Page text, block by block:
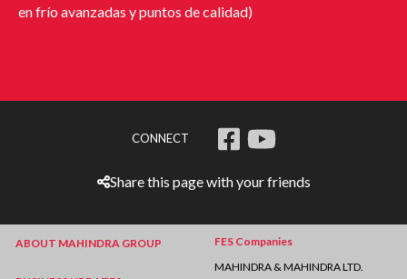
en frío avanzadas y puntos de calidad)
CONNECT
Share this page with your friends
ABOUT MAHINDRA GROUP
FES Companies
MAHINDRA & MAHINDRA LTD.